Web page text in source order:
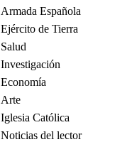
Armada Española
Ejército de Tierra
Salud
Investigación
Economía
Arte
Iglesia Católica
Noticias del lector